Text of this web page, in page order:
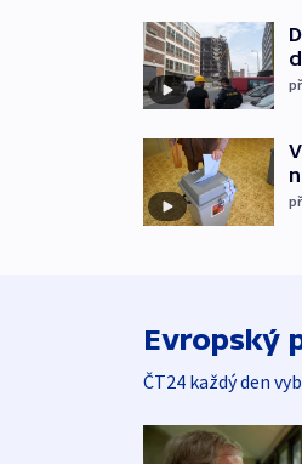
Evropský
ČT24 každý den